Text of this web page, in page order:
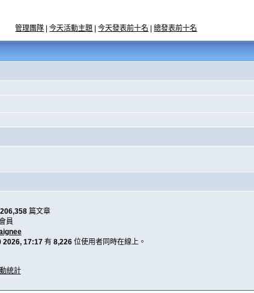
管理團隊 |今天活動主題 |今天發表前十名 |總發表前十名
206,358篇文章
員
2026, 17:17 有 8,226位使用者同時在線上。
統計